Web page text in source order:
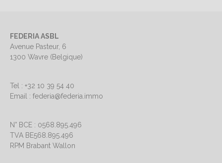
FEDERIA ASBL
Avenue Pasteur, 6
1300 Wavre (Belgique)
Tel : +32 10 39 54 40
Email : federia@federia.immo
N° BCE : 0568.895.496
TVA BE568.895.496
RPM Brabant Wallon